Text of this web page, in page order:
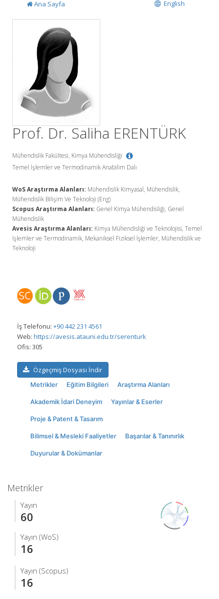
English
Ana Sayfa
Prof. Dr. Saliha ERENTÜRK
Mühendislik Fakültesi, Kimya Mühendisliği
Temel İşlemler ve Termodinamik Anabilim Dalı
WoS Araştırma Alanları: Mühendislik Kimyasal, Mühendislik,
Mühendislik Bilişim Ve Teknoloji (Eng)
Scopus Araştırma Alanları: Genel Kimya Mühendisliği, Genel
Mühendislik
Avesis Araştırma Alanları: Kimya Mühendisliği ve Teknolojisi, Temel
İşlemler ve Termodinamik, Mekaniksel Fiziksel İşlemler, Mühendislik ve
Teknoloji
İş Telefonu: +90 442 231 4561
Web: https://avesis.atauni.edu.tr/serenturk
Ofis: 305
Özgeçmiş Dosyası İndir
Metrikler Eğitim Bilgileri Araştırma Alanları
Akademik İdari Deneyim Yayınlar & Eserler
Proje & Patent & Tasarım
Bilimsel & Mesleki Faaliyetler Başarılar & Tanınırlık
Duyurular & Dokümanlar
Metrikler
Yayın
60
Yayın (WoS)
16
Yayın (Scopus)
16